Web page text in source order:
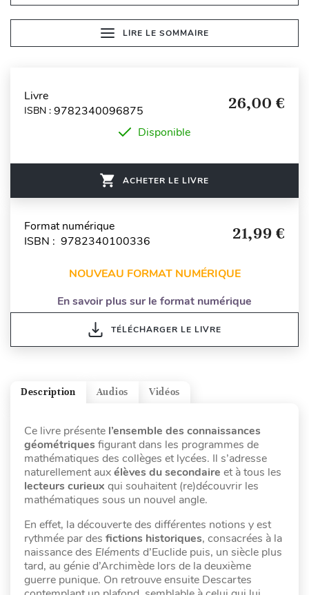
LIRE LE SOMMAIRE
Livre
ISBN : 9782340096875 26,00 €
Disponible
ACHETER LE LIVRE
Format numérique
ISBN : 9782340100336
21,99 €
NOUVEAU FORMAT NUMÉRIQUE
En savoir plus sur le format numérique
TÉLÉCHARGER LE LIVRE
Vidéos
Audios
Description
Ce livre présente l’ensemble des connaissances
géométriques figurant dans les programmes de
mathématiques des collèges et lycées. Il s’adresse
naturellement auxélèves du secondaire et à tous les
lecteurs curieux qui souhaitent (re)découvrir les
mathématiques sous un nouvel angle.
En effet, la découverte des différentes notions y est
rythmée par des fictions historiques, consacrées à la
naissance des Eléments d’Euclide puis, un siècle plus
tard, au génie d’Archimède lors de la deuxième
guerre punique. On retrouve ensuite Descartes